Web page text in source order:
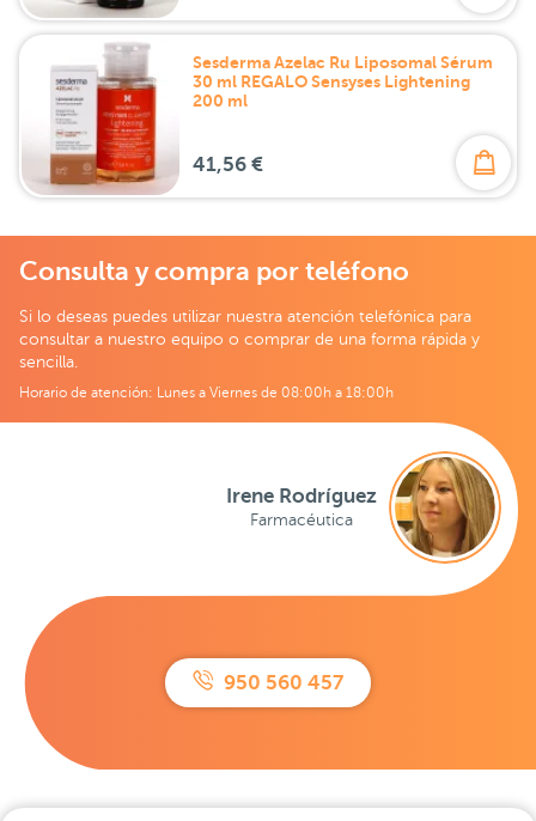
Sesderma Azelac Ru Liposomal Sérum
30 ml REGALO Sensyses Lightening
200 ml
41,56 €
Consulta y compra por teléfono
Si lo deseas puedes utilizar nuestra atención telefónica para
consultar a nuestro equipo o comprar de una forma rápida y
sencilla.
Horario de atención: Lunes a Viernes de 08:00h a 18:00h
950 560 457
Irene Rodríguez
Farmacéutica